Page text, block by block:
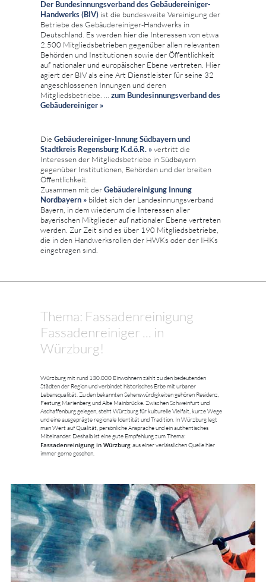
Der Bundesinnungsverband des Gebäudereiniger-
Handwerks (BIV) ist die bundesweite Vereinigung der
Betriebe des Gebäudereiniger-Handwerks in
Deutschland. Es werden hier die Interessen von etwa
2.500 Mitgliedsbetrieben gegenüber allen relevanten
Behörden und Institutionen sowie der Öffentlichkeit
auf nationaler und europäischer Ebene vertreten. Hier
agiert der BIV als eine Art Dienstleister für seine 32
angeschlossenen Innungen und deren
Mitgliedsbetriebe. ... zum Bundesinnungsverband des
Gebäudereiniger »
Die Gebäudereiniger-Innung Südbayern und
Stadtkreis Regensburg K.d.ö.R. »vertritt die
Interessen der Mitgliedsbetriebe in Südbayern
gegenüber Institutionen, Behörden und der breiten
Öffentlichkeit.
Zusammen mit derGebäudereinigung Innung
Nordbayern » bildet sich der Landesinnungsverband
Bayern, in dem wiederum die Interessen aller
bayerischen Mitglieder auf nationaler Ebene vertreten
werden. Zur Zeit sind es über 190 Mitgliedsbetriebe,
die in den Handwerksrollen der HWKs oder der IHKs
eingetragen sind.
Thema: Fassadenreinigung
Fassadenreiniger ... in
Würzburg!
Würzburg mit rund 130.000 Einwohnern zählt zu den bedeutenden
Städten der Region und verbindet historisches Erbe mit urbaner
Lebensqualität. Zu den bekannten Sehenswürdigkeiten gehören Residenz,
Festung Marienberg und Alte Mainbrücke. Zwischen Schweinfurt und
Aschaffenburg gelegen, steht Würzburg für kulturelle Vielfalt, kurze Wege
und eine ausgeprägte regionale Identität und Tradition. In Würzburg legt
man Wert auf Qualität, persönliche Ansprache und ein authentisches
Miteinander. Deshalb ist eine gute Empfehlung zum Thema:
Fassadenreinigung in Würzburg aus einer verlässlichen Quelle hier
immer gerne gesehen.